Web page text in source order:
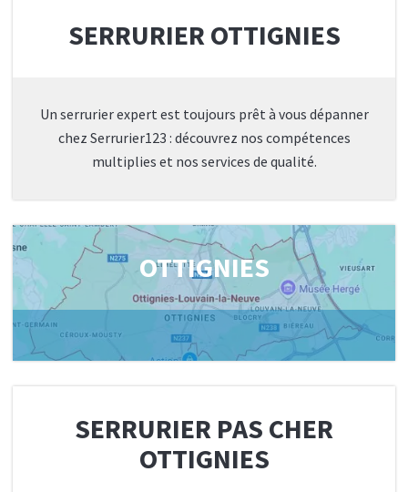
SERRURIER OTTIGNIES
Un serrurier expert est toujours prêt à vous dépanner
chez Serrurier123 : découvrez nos compétences
multiplies et nos services de qualité.
OTTIGNIES
SERRURIER PAS CHER
OTTIGNIES